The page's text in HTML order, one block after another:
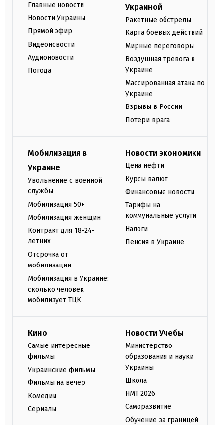
Главные новости
Новости Украины
Прямой эфир
Видеоновости
Аудионовости
Погода
Украиной
Ракетные обстрелы
Карта боевых действий
Мирные переговоры
Воздушная тревога в
Украине
Массированная атака по
Украине
Взрывы в России
Потери врага
Мобилизация в
Украине
Увольнение с военной
службы
Мобилизация 50+
Мобилизация женщин
Контракт для 18-24-
летних
Отсрочка от
мобилизации
Мобилизация в Украине:
сколько человек
мобилизует ТЦК
Новости экономики
Цена нефти
Курсы валют
Финансовые новости
Тарифы на
коммунальные услуги
Налоги
Пенсия в Украине
Кино
Самые интересные
фильмы
Украинские фильмы
Фильмы на вечер
Комедии
Сериалы
Новости Учебы
Министерство
образования и науки
Украины
Школа
НМТ 2026
Саморазвитие
Обучение за границей